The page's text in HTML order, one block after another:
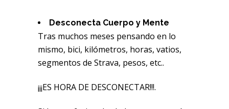
Desconecta Cuerpo y Mente
Tras muchos meses pensando en lo
mismo, bici, kilómetros, horas, vatios,
segmentos de Strava, pesos, etc..
¡¡¡ES HORA DE DESCONECTAR!!!.